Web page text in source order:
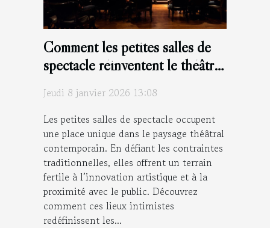
Comment les petites salles de
spectacle réinventent le théâtre
Jeudi 8 janvier 2026 13:08
Les petites salles de spectacle occupent
une place unique dans le paysage théâtral
contemporain. En défiant les contraintes
traditionnelles, elles offrent un terrain
fertile à l’innovation artistique et à la
proximité avec le public. Découvrez
comment ces lieux intimistes
redéfinissent les...